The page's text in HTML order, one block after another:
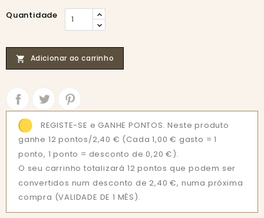
Quantidade
 Adicionar ao carrinho
REGISTE-SE e GANHE PONTOS. Neste produto
ganhe 12 pontos/2,40 € (Cada 1,00 € gasto = 1
ponto, 1 ponto = desconto de 0,20 €).
O seu carrinho totalizará 12 pontos que podem ser
convertidos num desconto de 2,40 €, numa próxima
compra (VALIDADE DE 1 MÊS).